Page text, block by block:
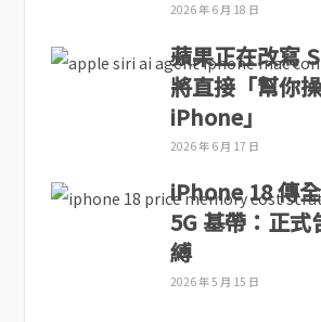
2026 年 6 月 18 日
蘋果正在改寫
將直接「幫你
iPhone」
2026 年 6 月 17 日
iPhone 18 傳
5G 基帶：正式
縛
2026 年 5 月 15 日